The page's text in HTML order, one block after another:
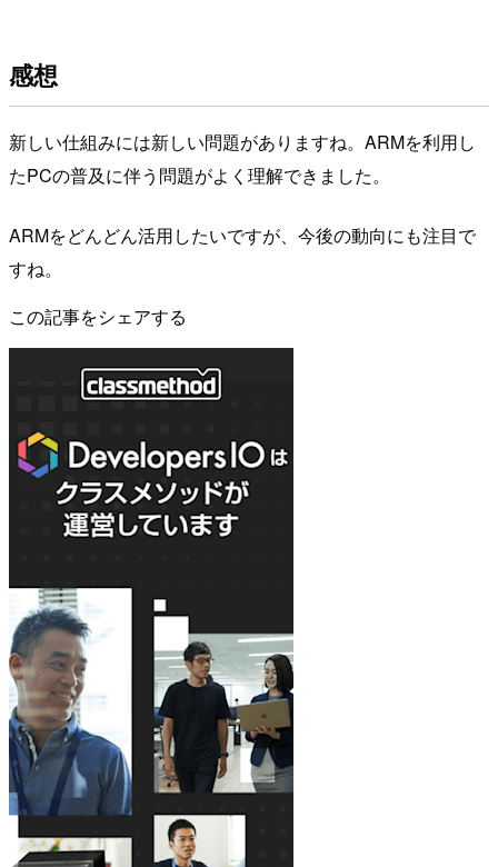
感想
新しい仕組みには新しい問題がありますね。ARMを利用し
たPCの普及に伴う問題がよく理解できました。
ARMをどんどん活用したいですが、今後の動向にも注目で
すね。
この記事をシェアする